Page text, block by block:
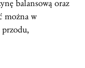
balansową oraz
można w